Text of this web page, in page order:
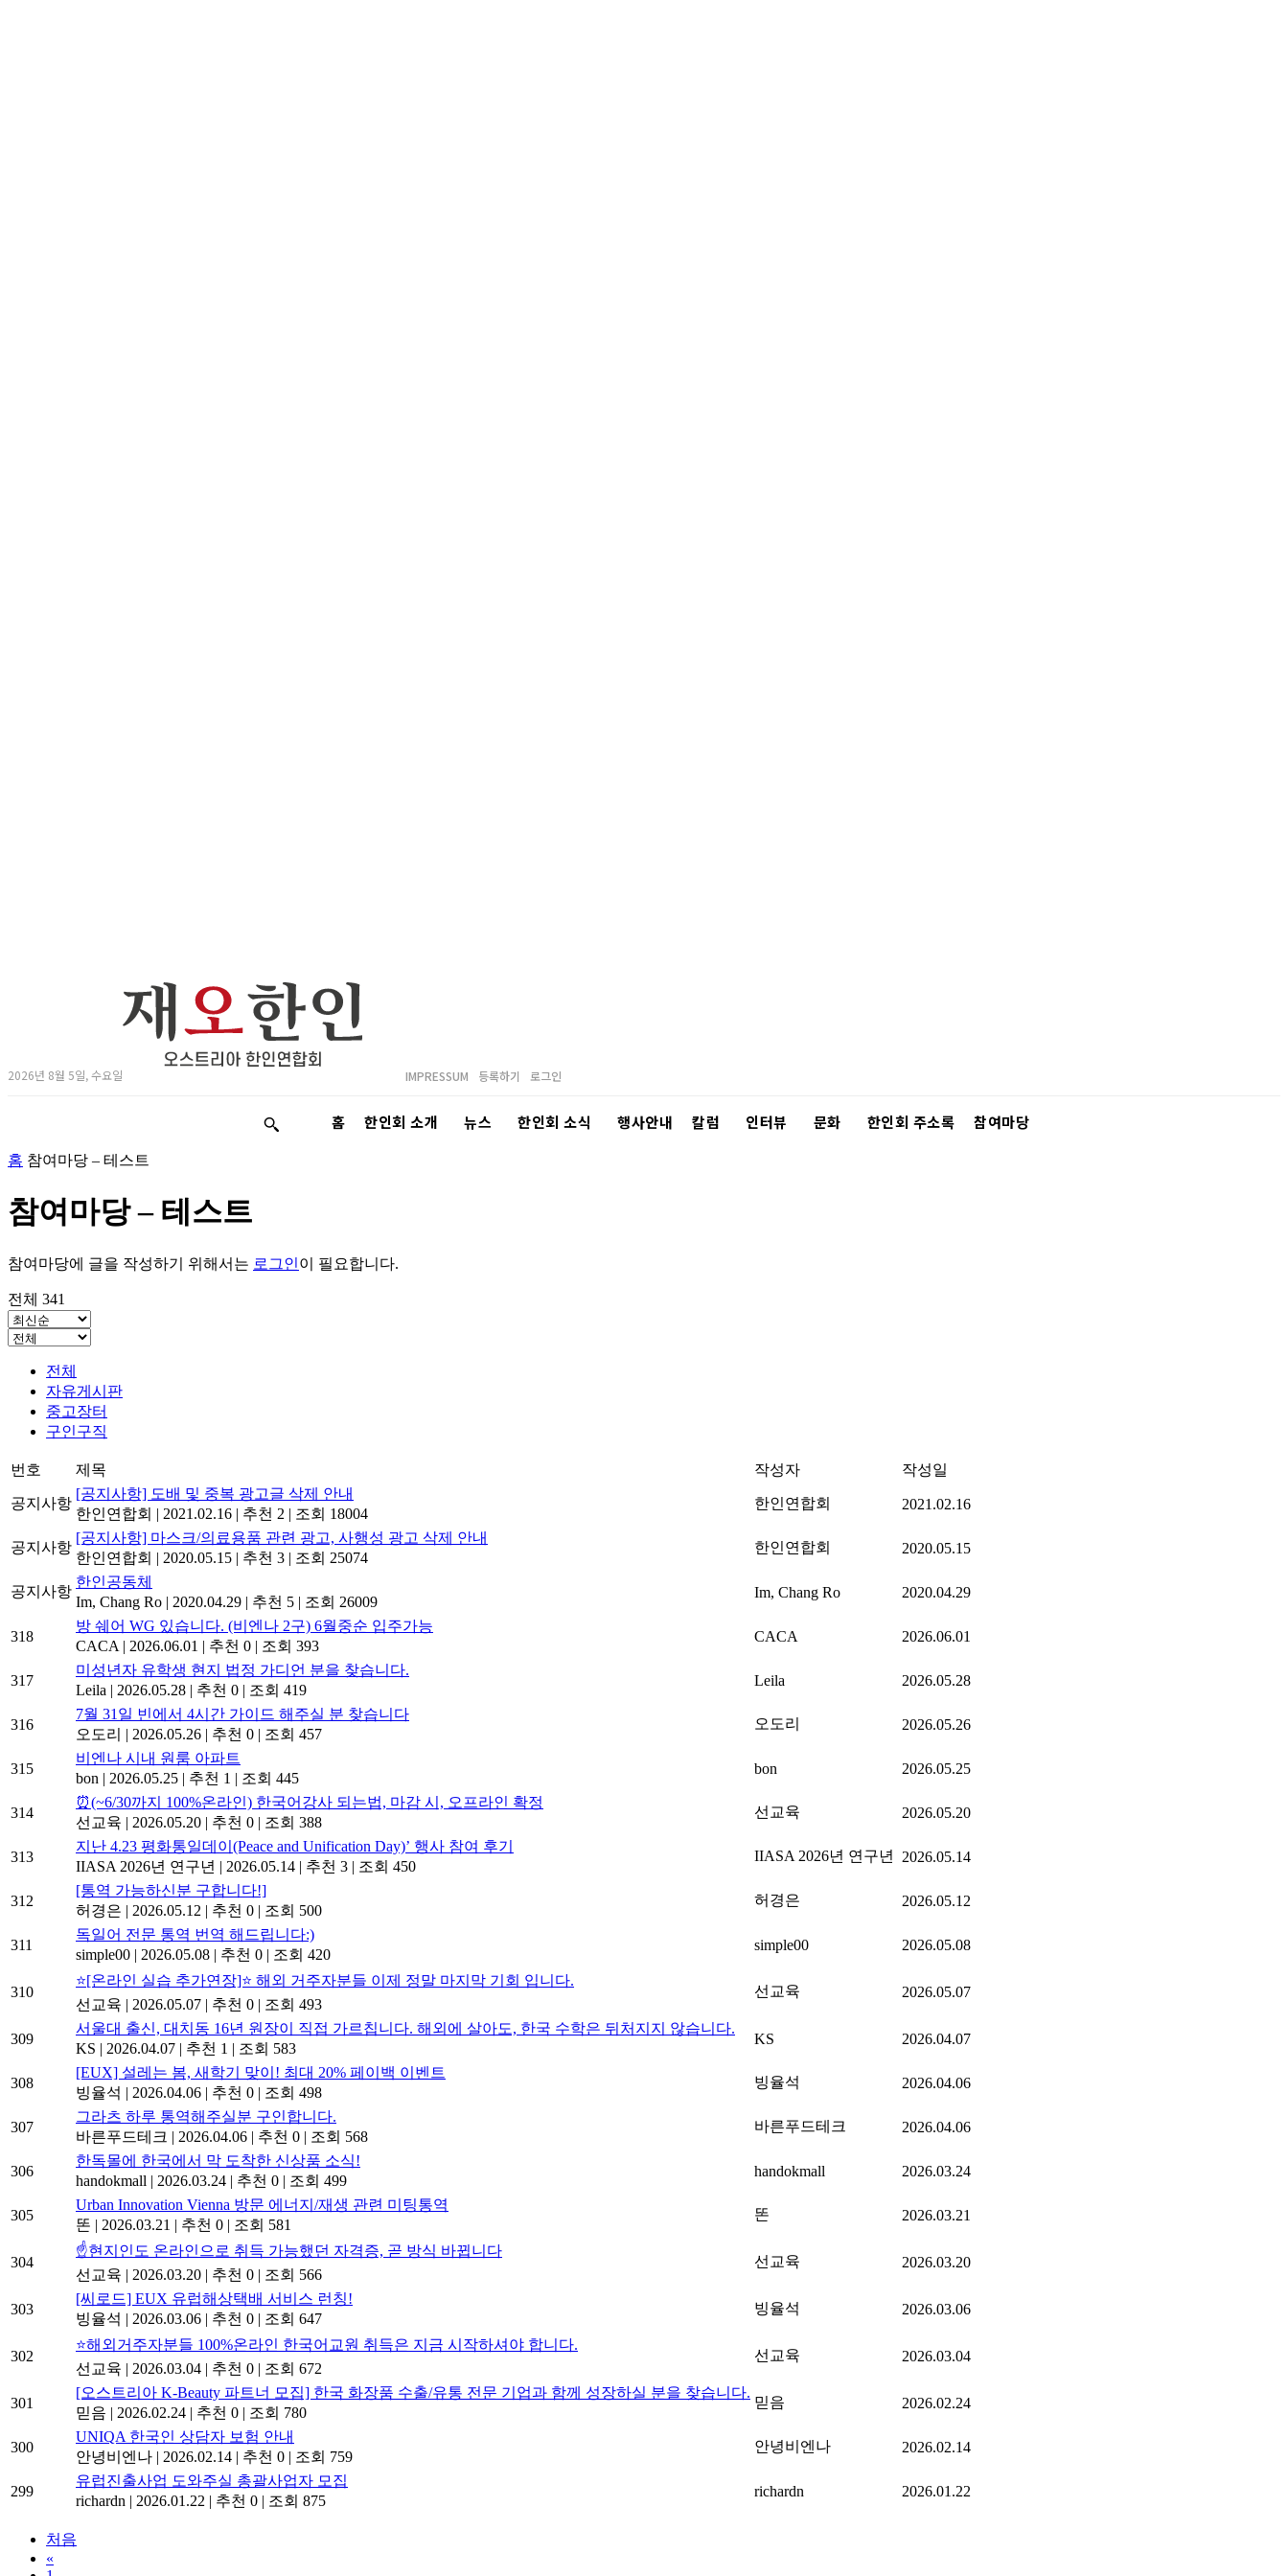
2026년 8월 5일, 수요일 IMPRESSUM 등록하기 로그인
홈 한인회 소개 뉴스 한인회 소식 행사안내 칼럼 인터뷰 문화 한인회 주소록 참여마당
홈 참여마당 – 테스트
참여마당 – 테스트
참여마당에 글을 작성하기 위해서는 로그인이 필요합니다.
전체 341
전체
자유게시판
중고장터
구인구직
번호 제목 작성자 작성일
공지사항
[공지사항] 도배 및 중복 광고글 삭제 안내
한인연합회 | 2021.02.16 | 추천 2 | 조회 18004
한인연합회 2021.02.16
공지사항
[공지사항] 마스크/의료용품 관련 광고, 사행성 광고 삭제 안내
한인연합회 | 2020.05.15 | 추천 3 | 조회 25074
한인연합회 2020.05.15
공지사항
한인공동체
Im, Chang Ro | 2020.04.29 | 추천 5 | 조회 26009
Im, Chang Ro 2020.04.29
318
방 쉐어 WG 있습니다. (비엔나 2구) 6월중순 입주가능
CACA | 2026.06.01 | 추천 0 | 조회 393
CACA 2026.06.01
317
미성년자 유학생 현지 법정 가디언 분을 찾습니다.
Leila | 2026.05.28 | 추천 0 | 조회 419
Leila 2026.05.28
316
7월 31일 빈에서 4시간 가이드 해주실 분 찾습니다
오도리 | 2026.05.26 | 추천 0 | 조회 457
오도리 2026.05.26
315
비엔나 시내 원룸 아파트
bon | 2026.05.25 | 추천 1 | 조회 445
bon 2026.05.25
314
⏰(~6/30까지 100%온라인) 한국어강사 되는법, 마감 시, 오프라인 확정
선교육 | 2026.05.20 | 추천 0 | 조회 388
선교육 2026.05.20
313
지난 4.23 평화통일데이(Peace and Unification Day)’ 행사 참여 후기
IIASA 2026년 연구년 | 2026.05.14 | 추천 3 | 조회 450
IIASA 2026년 연구년 2026.05.14
312
[통역 가능하신분 구합니다!]
허경은 | 2026.05.12 | 추천 0 | 조회 500
허경은 2026.05.12
311
독일어 전문 통역 번역 해드립니다:)
simple00 | 2026.05.08 | 추천 0 | 조회 420
simple00 2026.05.08
310
⭐[온라인 실습 추가연장]⭐ 해외 거주자분들 이제 정말 마지막 기회 입니다.
선교육 | 2026.05.07 | 추천 0 | 조회 493
선교육 2026.05.07
309
서울대 출신, 대치동 16년 원장이 직접 가르칩니다. 해외에 살아도, 한국 수학은 뒤처지지 않습니다.
KS | 2026.04.07 | 추천 1 | 조회 583
KS 2026.04.07
308
[EUX] 설레는 봄, 새학기 맞이! 최대 20% 페이백 이벤트
빙율석 | 2026.04.06 | 추천 0 | 조회 498
빙율석 2026.04.06
307
그라츠 하루 통역해주실분 구인합니다.
바른푸드테크 | 2026.04.06 | 추천 0 | 조회 568
바른푸드테크 2026.04.06
306
한독몰에 한국에서 막 도착한 신상품 소식!
handokmall | 2026.03.24 | 추천 0 | 조회 499
handokmall 2026.03.24
305
Urban Innovation Vienna 방문 에너지/재생 관련 미팅통역
똔 | 2026.03.21 | 추천 0 | 조회 581
똔 2026.03.21
304
☝️현지인도 온라인으로 취득 가능했던 자격증, 곧 방식 바뀝니다
선교육 | 2026.03.20 | 추천 0 | 조회 566
선교육 2026.03.20
303
[씨로드] EUX 유럽해상택배 서비스 런칭!
빙율석 | 2026.03.06 | 추천 0 | 조회 647
빙율석 2026.03.06
302
⭐해외거주자분들 100%온라인 한국어교원 취득은 지금 시작하셔야 합니다.
선교육 | 2026.03.04 | 추천 0 | 조회 672
선교육 2026.03.04
301
[오스트리아 K-Beauty 파트너 모집] 한국 화장품 수출/유통 전문 기업과 함께 성장하실 분을 찾습니다.
믿음 | 2026.02.24 | 추천 0 | 조회 780
믿음 2026.02.24
300
UNIQA 한국인 상담자 보험 안내
안녕비엔나 | 2026.02.14 | 추천 0 | 조회 759
안녕비엔나 2026.02.14
299
유럽진출사업 도와주실 총괄사업자 모집
richardn | 2026.01.22 | 추천 0 | 조회 875
richardn 2026.01.22
처음
«